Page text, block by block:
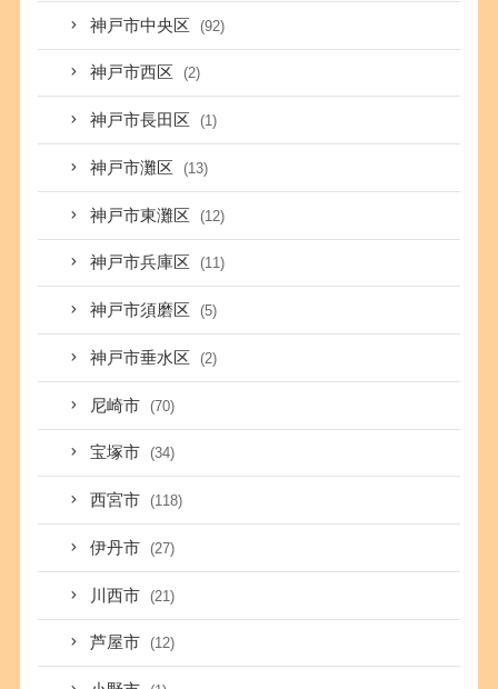
神戸市中央区 (92)
神戸市西区 (2)
神戸市長田区 (1)
神戸市灘区 (13)
神戸市東灘区 (12)
神戸市兵庫区 (11)
神戸市須磨区 (5)
神戸市垂水区 (2)
尼崎市 (70)
宝塚市 (34)
西宮市 (118)
伊丹市 (27)
川西市 (21)
芦屋市 (12)